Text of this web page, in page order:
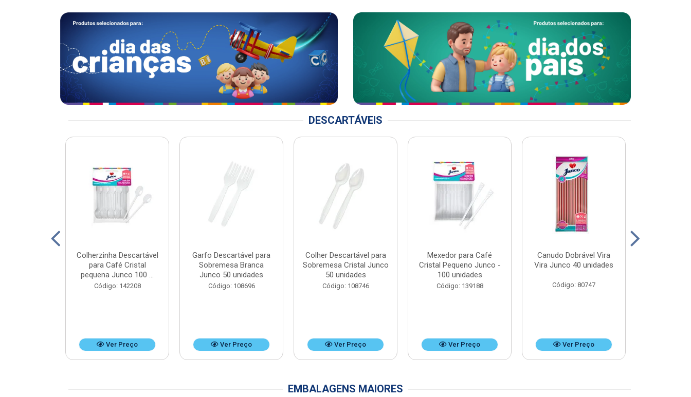
DESCARTÁVEIS
Colherzinha Descartável
para Café Cristal
pequena Junco 100 ...
Código: 142208
Ver Preço
Garfo Descartável para
Sobremesa Branca
Junco 50 unidades
Código: 108696
Ver Preço
Colher Descartável para
Sobremesa Cristal Junco
50 unidades
Código: 108746
Ver Preço
Mexedor para Café
Cristal Pequeno Junco -
100 unidades
Código: 139188
Ver Preço
Canudo Dobrável Vira
Vira Junco 40 unidades
Código: 80747
Ver Preço
EMBALAGENS MAIORES